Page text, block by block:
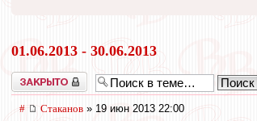
01.06.2013 - 30.06.2013
Закрыто
# Cтаканов » 19 июн 2013 22:00